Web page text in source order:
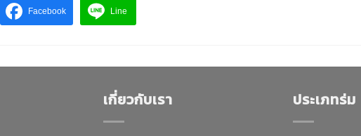
Facebook Line
เกี่ยวกับเรา ประเภทร่ม